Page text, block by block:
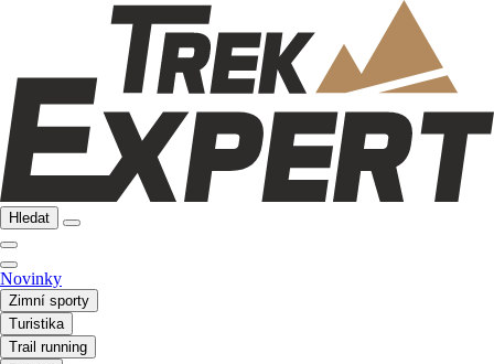
Hledat
Novinky
Zimní sporty
Turistika
Trail running